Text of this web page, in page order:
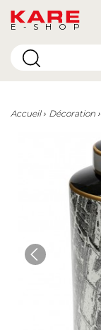
E-SHOP
Accueil Décoration